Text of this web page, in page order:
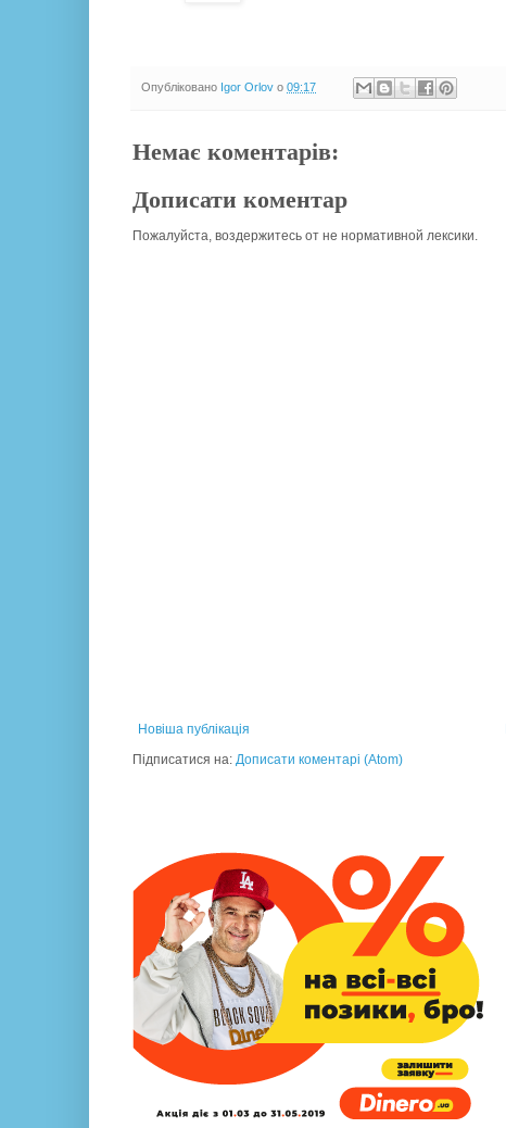
Опубліковано Igor Orlov о 09:17
Немає коментарів:
Дописати коментар
Пожалуйста, воздержитесь от не нормативной лексики.
Новіша публікація
Підписатися на: Дописати коментарі (Atom)